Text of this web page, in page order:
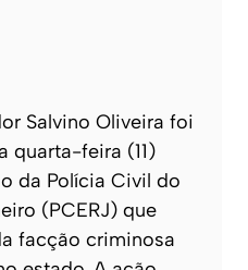
Salvino Oliveira foi
quarta-feira (11)
da Polícia Civil do
(PCERJ) que
facção criminosa